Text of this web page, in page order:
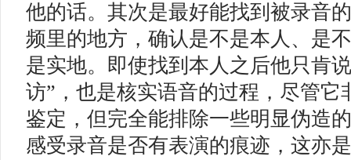
他的话。其次是最好能找到被录音
频里的地方，确认是不是本人、是
是实地。即使找到本人之后他只肯
访”，也是核实语音的过程，尽管它
鉴定，但完全能排除一些明显伪造
感受录音是否有表演的痕迹，这亦